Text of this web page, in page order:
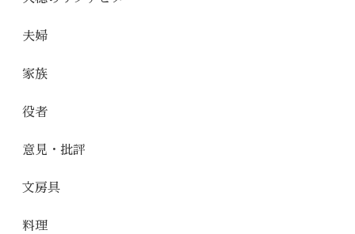
夫婦
家族
役者
意見・批評
文房具
料理